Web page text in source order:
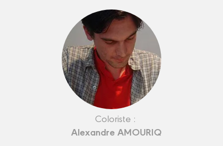
Coloriste :
Alexandre AMOURIQ